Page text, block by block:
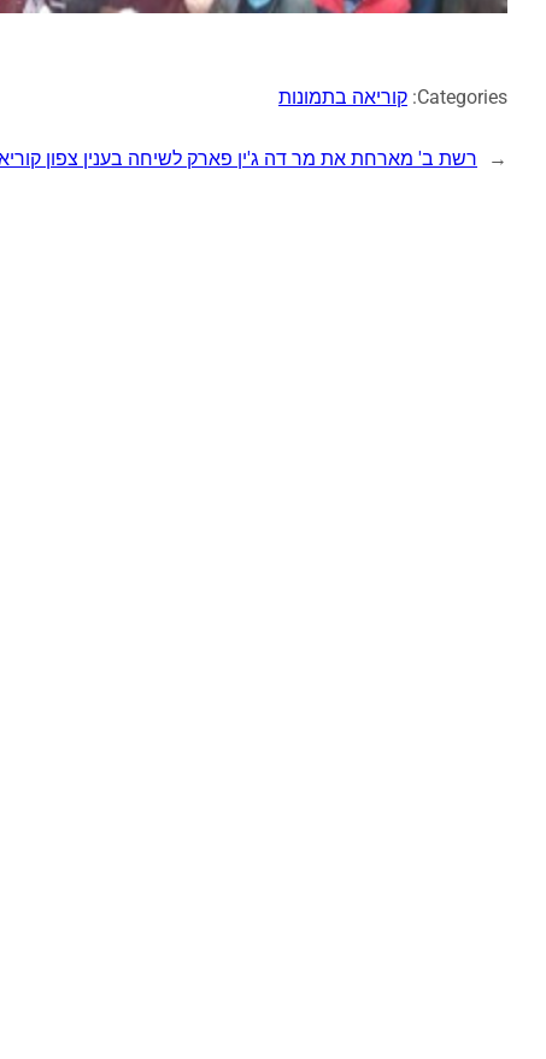
Categories: קוריאה בתמונות
← רשת ב' מארחת את מר דה ג'ין פארק לשיחה בענין צפון